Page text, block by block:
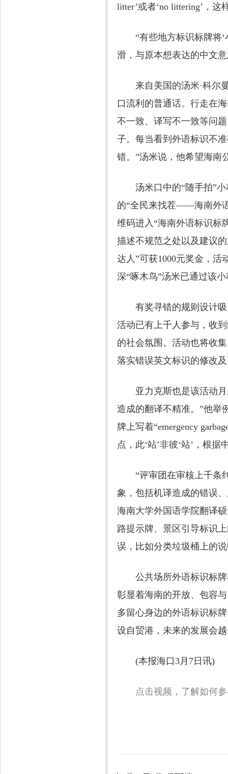
litter’或者‘no littering’，这
“有些地方标识标牌将‘
滑，与原本想表达的中文
来自美国的汤米·科尔曼
口流利的普通话。行走在
不一致、译写不一致等问
子。每当看到外语标识不
错。”汤米说，他希望海南
汤米口中的“随手拍”小
的“全民来找茬——海南外
维码进入“海南外语标识标
描述不规范之处以及建议
达人”可获1000元奖金，活
深“啄木鸟”汤米已通过该
有奖寻错的规则设计吸
活动已有上千人参与，收
的社会氛围。活动也将收
落实错误英文标识的修改
亚力克斯也是该活动月
造成的翻译不精准。”他举
牌上写着“emergency
点，此‘站’非彼‘站’，根
“评审团在审核上千条纠
象，包括机译造成的错误
海南大学外国语学院翻译
路提示牌、景区引导标识
误，比如分类垃圾桶上的
公共场所外语标识标牌
彰显着海南的开放、包容
多留心身边的外语标识标
设自贸港，未来的发展会
(本报海口3月7日讯)
点击视频，了解如何